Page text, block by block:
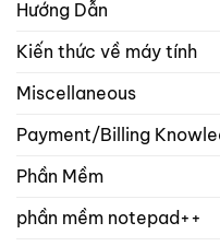
Hướng Dẫn
Kiến thức về máy tính
Miscellaneous
Payment/Billing
Phần Mềm
phần mềm notepad++